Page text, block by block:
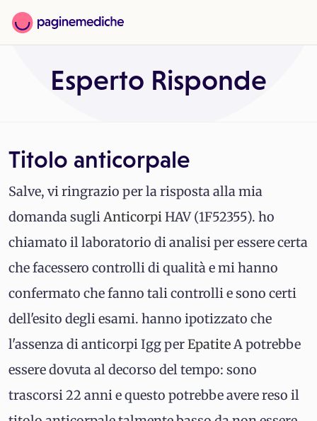
Esperto Risponde
Titolo anticorpale
Salve, vi ringrazio per la risposta alla mia
domanda sugliAnticorpiHAV (1F52355). ho
chiamato il laboratorio di analisi per essere certa
che facessero controlli di qualità e mi hanno
confermato che fanno tali controlli e sono certi
dell'esito degli esami. hanno ipotizzato che
l'assenza di anticorpi Igg perEpatiteA potrebbe
essere dovuta al decorso del tempo: sono
trascorsi 22 anni e questo potrebbe avere reso il